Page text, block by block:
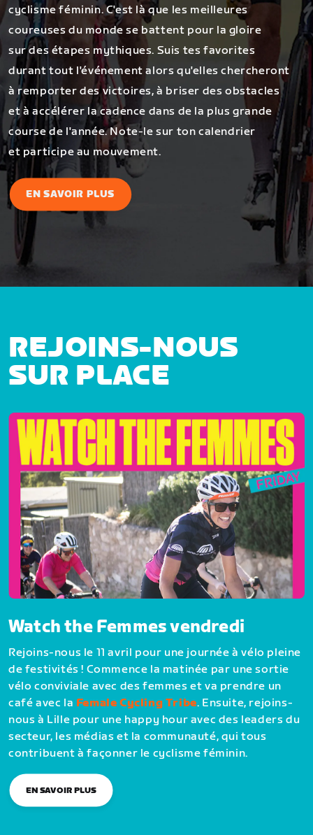
cyclisme féminin. C'est là que les meilleures
coureuses du monde se battent pour la gloire
sur des étapes mythiques. Suis tes favorites
durant tout l'événement alors qu'elles chercheront
à remporter des victoires, à briser des obstacles
et à accélérer la cadence dans de la plus grande
course de l'année. Note-le sur ton calendrier
et participe au mouvement.
EN SAVOIR PLUS
REJOINS-NOUS
SUR PLACE
Watch the Femmes vendredi
Rejoins-nous le 11 avril pour une journée à vélo pleine
de festivités ! Commence la matinée par une sortie
vélo conviviale avec des femmes et va prendre un
café avec la Female Cycling Tribe. Ensuite, rejoins-
nous à Lille pour une happy hour avec des leaders du
secteur, les médias et la communauté, qui tous
contribuent à façonner le cyclisme féminin.
EN SAVOIR PLUS